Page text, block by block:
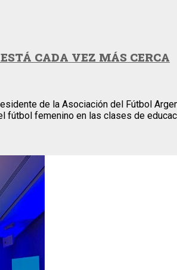
CADA VEZ MÁS CERCA
de la Asociación del Fútbol
fútbol femenino en las clases de